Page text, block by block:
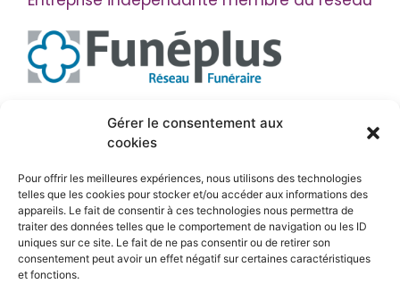
Gérer le consentement aux
cookies
Pour offrir les meilleures expériences, nous utilisons des technologies
telles que les cookies pour stocker et/ou accéder aux informations des
appareils. Le fait de consentir à ces technologies nous permettra de
traiter des données telles que le comportement de navigation ou les ID
uniques sur ce site. Le fait de ne pas consentir ou de retirer son
consentement peut avoir un effet négatif sur certaines caractéristiques
et fonctions.
Suivez-nous